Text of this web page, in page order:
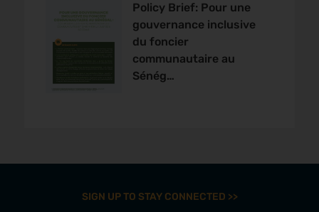
Policy Brief: Pour une
gouvernance inclusive
du foncier
communautaire au
Sénég…
SIGN UP TO STAY CONNECTED >>